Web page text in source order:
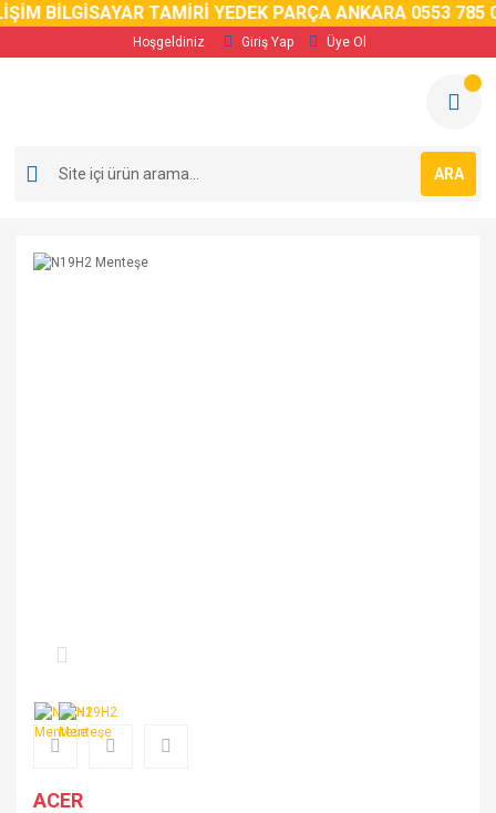
BİLGİSAYAR TAMİRİ YEDEK PARÇA ANKARA 0553 785 02
Hoşgeldiniz Giriş Yap Üye Ol
ARA
ACER